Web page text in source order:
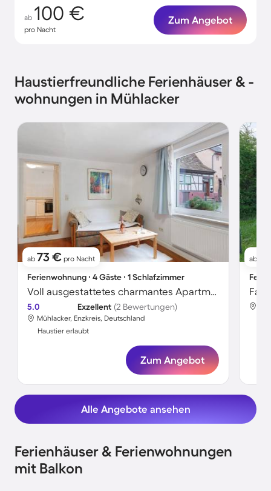
ab 100 €
pro Nacht
Zum Angebot
Haustierfreundliche Ferienhäuser & -
wohnungen in Mühlacker
ab 73 € pro Nacht
Ferienwohnung ∙ 4 Gäste ∙ 1 Schlafzimmer
Voll ausgestattetes charmantes Apartment mit Garten | Haustierfreundlich
5.0 Exzellent (2 Bewertungen)
Mühlacker, Enzkreis, Deutschland
Haustier erlaubt
Zum Angebot
ab
Alle Angebote ansehen
Ferienhäuser & Ferienwohnungen
mit Balkon